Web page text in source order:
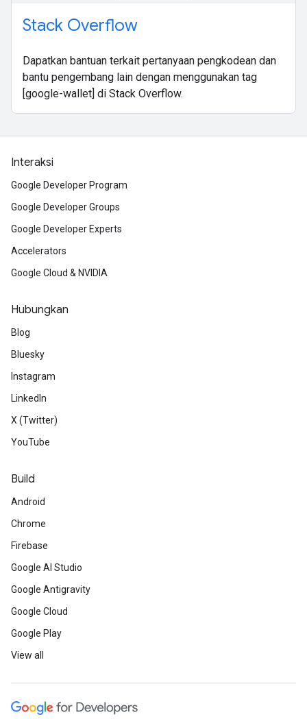
Stack Overflow
Dapatkan bantuan terkait pertanyaan pengkodean dan
bantu pengembang lain dengan menggunakan tag
[google-wallet] di Stack Overflow.
Interaksi
Google Developer Program
Google Developer Groups
Google Developer Experts
Accelerators
Google Cloud & NVIDIA
Hubungkan
Blog
Bluesky
Instagram
LinkedIn
X (Twitter)
YouTube
Build
Android
Chrome
Firebase
Google AI Studio
Google Antigravity
Google Cloud
Google Play
View all